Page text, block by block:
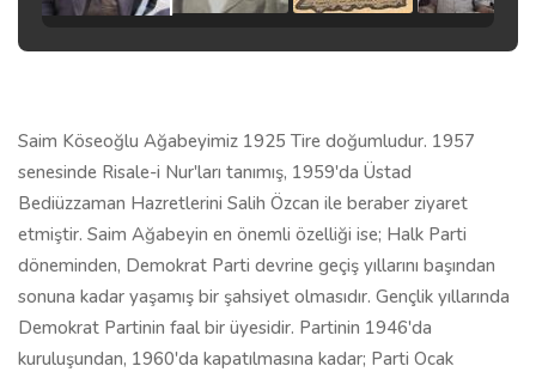
Saim Köseoğlu Ağabeyimiz 1925 Tire doğumludur. 1957
senesinde Risale-i Nur'ları tanımış, 1959'da Üstad
Bediüzzaman Hazretlerini Salih Özcan ile beraber ziyaret
etmiştir. Saim Ağabeyin en önemli özelliği ise; Halk Parti
döneminden, Demokrat Parti devrine geçiş yıllarını başından
sonuna kadar yaşamış bir şahsiyet olmasıdır. Gençlik yıllarında
Demokrat Partinin faal bir üyesidir. Partinin 1946'da
kuruluşundan, 1960'da kapatılmasına kadar; Parti Ocak